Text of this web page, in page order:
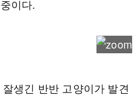
이다.
생긴 반반 고양이가 발견